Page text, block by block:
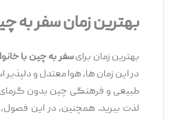
بهترین زمان سفر به
بهترین زمان برایسفر به چین با
در این زمان ‌ها، هوا معتدل و دلپذیر
طبیعی و فرهنگی چین بدون گرمای
لذت ببرید. همچنین، در این